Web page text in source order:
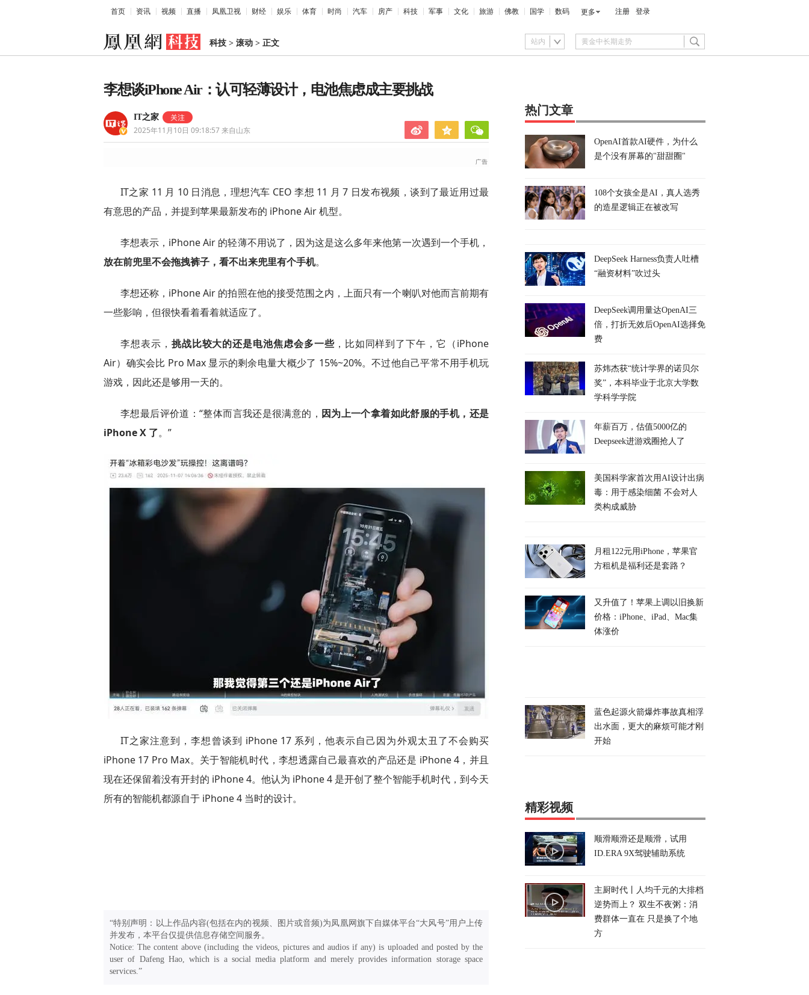
首页 资讯 视频 直播 凤凰卫视 财经 娱乐 体育 时尚 汽车 房产 科技 军事 文化 旅游 佛教 国学 数码 更多 注册 登录
科技 > 滚动 > 正文 站内
李想谈iPhone Air：认可轻薄设计，电池焦虑成主要挑战
IT之家
2025年11月10日 09:18:57来自山东
IT之家 11 月 10 日消息，理想汽车 CEO 李想 11 月 7 日发布视频，谈到了最近用过最
有意思的产品，并提到苹果最新发布的 iPhone Air 机型。
李想表示，iPhone Air 的轻薄不用说了，因为这是这么多年来他第一次遇到一个手机，
放在前兜里不会拖拽裤子，看不出来兜里有个手机。
李想还称，iPhone Air 的拍照在他的接受范围之内，上面只有一个喇叭对他而言前期有
一些影响，但很快看着看着就适应了。
李想表示， 挑战比较大的还是电池焦虑会多一些，比如同样到了下午，它（iPhone
Air）确实会比 Pro Max 显示的剩余电量大概少了 15%~20%。不过他自己平常不用手机玩
游戏，因此还是够用一天的。
李想最后评价道：“整体而言我还是很满意的， 因为上一个拿着如此舒服的手机，还是
iPhone X 了。”
IT之家注意到，李想曾谈到 iPhone 17 系列，他表示自己因为外观太丑了不会购买
iPhone 17 Pro Max。关于智能机时代，李想透露自己最喜欢的产品还是 iPhone 4，并且
现在还保留着没有开封的 iPhone 4。他认为 iPhone 4 是开创了整个智能手机时代，到今天
所有的智能机都源自于 iPhone 4 当时的设计。
“特别声明：以上作品内容(包括在内的视频、图片或音频)为凤凰网旗下自媒体平台“大风号”用户上传
并发布，本平台仅提供信息存储空间服务。
Notice: The content above (including the videos, pictures and audios if any) is uploaded and posted by the
user of Dafeng Hao, which is a social media platform and merely provides information storage space
services.”
热门文章
OpenAI首款AI硬件，为什么
是个没有屏幕的"甜甜圈"
108个女孩全是AI，真人选秀
的造星逻辑正在被改写
DeepSeek Harness负责人吐槽
“融资材料”吹过头
DeepSeek调用量达OpenAI三
倍，打折无效后OpenAI选择免
费
苏炜杰获“统计学界的诺贝尔
奖”，本科毕业于北京大学数
学科学学院
年薪百万，估值5000亿的
Deepseek进游戏圈抢人了
美国科学家首次用AI设计出病
毒：用于感染细菌 不会对人
类构成威胁
月租122元用iPhone，苹果官
方租机是福利还是套路？
又升值了！苹果上调以旧换新
价格：iPhone、iPad、Mac集
体涨价
蓝色起源火箭爆炸事故真相浮
出水面，更大的麻烦可能才刚
开始
精彩视频
顺滑顺滑还是顺滑，试用
ID.ERA 9X驾驶辅助系统
主厨时代丨人均千元的大排档
逆势而上？ 双生不夜粥：消
费群体一直在 只是换了个地
方